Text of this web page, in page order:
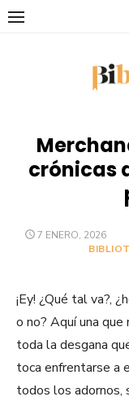
Saltar
crónicas
PUBLICADO
7 ENERO, 2026
¡Ey! ¿Qué tal va?,
o no? Aquí una que
toda la desgana
toca enfrentarse a
todos los adornos,